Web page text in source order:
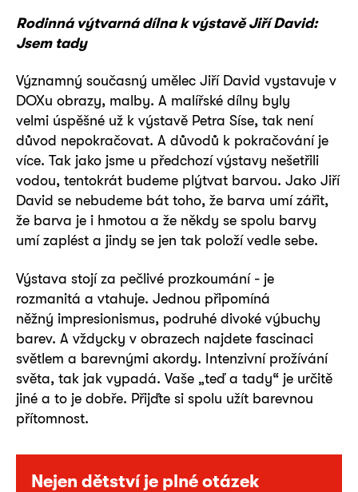
Nejen dětství je plné otázek
Rodinná výtvarná dílna k výstavě Jiří David:
Jsem tady
Významný současný umělec Jiří David vystavuje v
DOXu obrazy, malby. A malířské dílny byly
velmi úspěšné už k výstavě Petra Síse, tak není
důvod nepokračovat. A důvodů k pokračování je
více. Tak jako jsme u předchozí výstavy nešetřili
vodou, tentokrát budeme plýtvat barvou. Jako Jiří
David se nebudeme bát toho, že barva umí zářit,
že barva je i hmotou a že někdy se spolu barvy
umí zaplést a jindy se jen tak položí vedle sebe.
Výstava stojí za pečlivé prozkoumání - je
rozmanitá a vtahuje. Jednou připomíná
něžný impresionismus, podruhé divoké výbuchy
barev. A vždycky v obrazech najdete fascinaci
světlem a barevnými akordy. Intenzivní prožívání
světa, tak jak vypadá. Vaše „teď a tady“ je určitě
jiné a to je dobře. Přijďte si spolu užít barevnou
přítomnost.